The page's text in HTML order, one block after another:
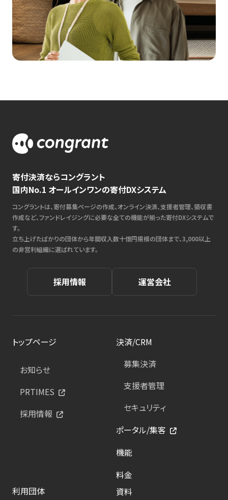
寄付決済ならコングラント
国内No.1 オールインワンの寄付DXシステム
コングラントは、寄付募集ページの作成、オンライン決済、支援者管理、領収書
作成など、ファンドレイジングに必要な全ての機能が揃った寄付DXシステムで
す。
立ち上げたばかりの団体から年間収入数十億円規模の団体まで、3,000以上
の非営利組織に選ばれています。
採用情報 運営会社
トップページ
お知らせ
PRTIMES
採用情報
決済/CRM
募集決済
支援者管理
セキュリティ
ポータル/集客
機能
料金
利用団体
資料